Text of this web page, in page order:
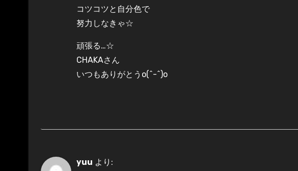
コツコツと自分色で
努力しなきゃ☆
頑張る…☆
CHAKAさん
いつもありがとうo(^-^)o
yuu より: